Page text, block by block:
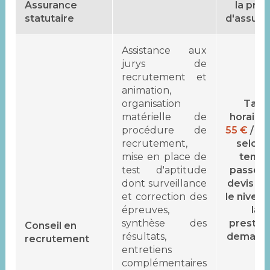
Assurance
statutaire
la
Conseil en
recrutement
Assistance aux
jurys de
recrutement et
animation,
organisation
matérielle de
procédure de
recrutement,
mise en place de
test d'aptitude
dont surveillance
et correction des
épreuves,
synthèse des
résultats,
entretiens
complémentaires
Tarif
horaire
55 € /
selon
passé
devis
le
la